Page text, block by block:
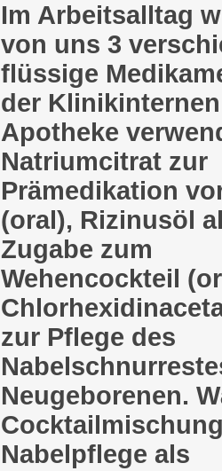
Im Arbeitsalltag
von uns 3
flüssige
der Klinikinternen
Apotheke
Natriumcitrat zur
Prämedikation
(oral), Rizinusöl
Zugabe zum
Wehencockteil
zur Pflege des
Neugeborenen.
Nabelpflege als